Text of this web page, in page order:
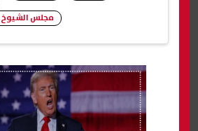
مجلس الشيوخ